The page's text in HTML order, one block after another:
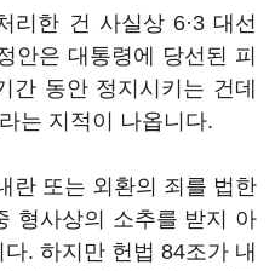
리한 건 사실상 6·3 대선
안은 대통령에 당선된 피
간 동안 정지시키는 건데
는 지적이 나옵니다.
란 또는 외환의 죄를 법한
형사상의 소추를 받지 아
. 하지만 헌법 84조가 내